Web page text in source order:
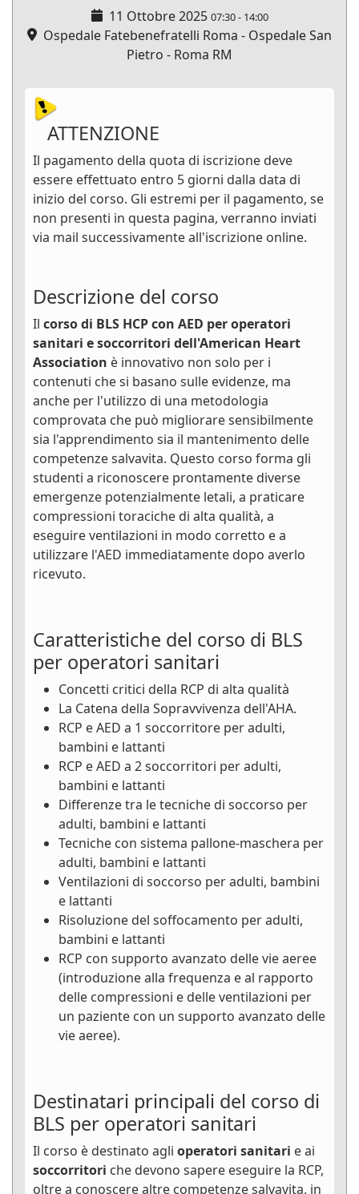
11 Ottobre 2025 07:30- 14:00
Ospedale Fatebenefratelli Roma - Ospedale San
Pietro - Roma RM
ATTENZIONE
Il pagamento della quota di iscrizione deve
essere effettuato entro 5 giorni dalla data di
inizio del corso. Gli estremi per il pagamento, se
non presenti in questa pagina, verranno inviati
via mail successivamente all'iscrizione online.
Descrizione del corso
Il corso di BLS HCP con AED per operatori
sanitari e soccorritori dell'American Heart
Association è innovativo non solo per i
contenuti che si basano sulle evidenze, ma
anche per l'utilizzo di una metodologia
comprovata che può migliorare sensibilmente
sia l'apprendimento sia il mantenimento delle
competenze salvavita. Questo corso forma gli
studenti a riconoscere prontamente diverse
emergenze potenzialmente letali, a praticare
compressioni toraciche di alta qualità, a
eseguire ventilazioni in modo corretto e a
utilizzare l'AED immediatamente dopo averlo
ricevuto.
Caratteristiche del corso di BLS
per operatori sanitari
Concetti critici della RCP di alta qualità
La Catena della Sopravvivenza dell'AHA.
RCP e AED a 1 soccorritore per adulti,
bambini e lattanti
RCP e AED a 2 soccorritori per adulti,
bambini e lattanti
Differenze tra le tecniche di soccorso per
adulti, bambini e lattanti
Tecniche con sistema pallone-maschera per
adulti, bambini e lattanti
Ventilazioni di soccorso per adulti, bambini
e lattanti
Risoluzione del soffocamento per adulti,
bambini e lattanti
RCP con supporto avanzato delle vie aeree
(introduzione alla frequenza e al rapporto
delle compressioni e delle ventilazioni per
un paziente con un supporto avanzato delle
vie aeree).
Destinatari principali del corso di
BLS per operatori sanitari
Il corso è destinato agli operatori sanitari e ai
soccorritori che devono sapere eseguire la RCP,
oltre a conoscere altre competenze salvavita, in